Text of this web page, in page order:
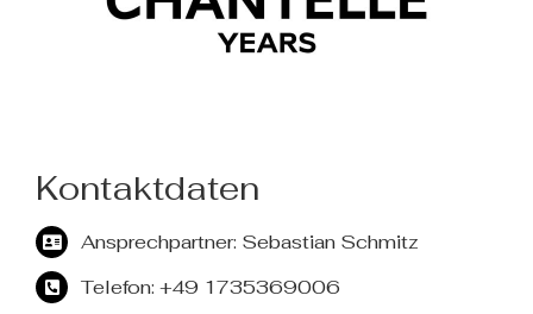
Kontaktdaten
Ansprechpartner: Sebastian Schmitz
Telefon: +49 1735369006